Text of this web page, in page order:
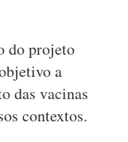
do projeto
a
das vacinas
contextos.